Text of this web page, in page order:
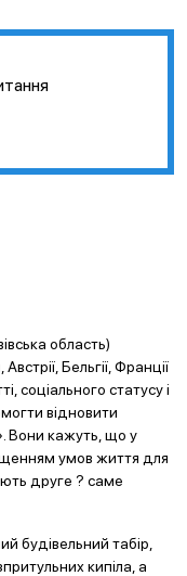
область)
Бельгії, Франції
соціального статусу і
відновити
Вони кажуть, що у
умов життя для
друге ? саме
будівельний табір,
кипіла, а